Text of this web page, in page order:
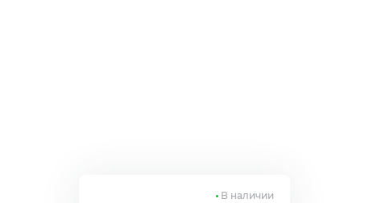
В наличии